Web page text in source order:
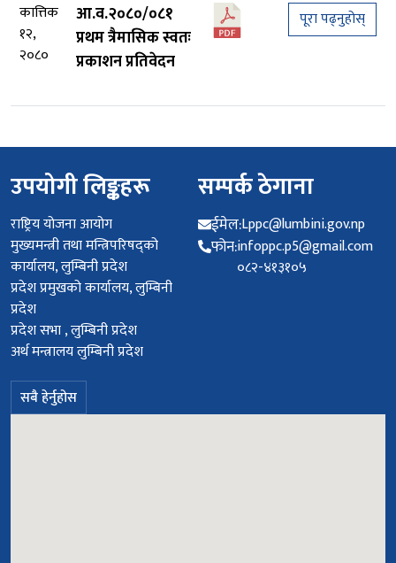
कात्तिक
१२,
२०८०
आ.व.२०८०/०८१
प्रथम त्रैमासिक स्वतः
प्रकाशन प्रतिवेदन
पूरा पढ्नुहोस्
उपयोगी लिङ्कहरू
राष्ट्रिय योजना आयोग
मुख्यमन्त्री तथा मन्त्रिपरिषद्को
कार्यालय, लुम्बिनी प्रदेश
प्रदेश प्रमुखको कार्यालय, लुम्बिनी
प्रदेश
प्रदेश सभा , लुम्बिनी प्रदेश
अर्थ मन्त्रालय लुम्बिनी प्रदेश
सबै हेर्नुहोस
सम्पर्क ठेगाना
ईमेल:Lppc@lumbini.gov.np
फोन:infoppc.p5@gmail.com
०८२-४१३१०५